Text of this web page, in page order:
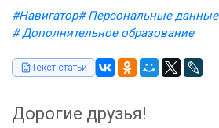
#Навигатор# Персональные данные
# Дополнительное образование
Текст статьи
Дорогие друзья!